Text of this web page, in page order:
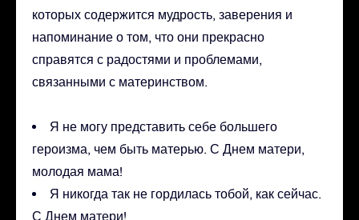
которых содержится мудрость, заверения и
напоминание о том, что они прекрасно
справятся с радостями и проблемами,
связанными с материнством.
Я не могу представить себе большего
героизма, чем быть матерью. С Днем матери,
молодая мама!
Я никогда так не гордилась тобой, как сейчас.
С Днем матери!